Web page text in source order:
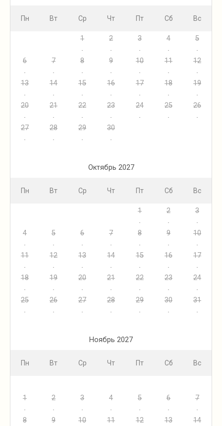
Пн Вт Ср Чт Пт Сб Вс
1 2 3 4 5
6 7 8 9 10 11 12
13 14 15 16 17 18 19
20 21 22 23 24 25 26
27 28 29 30
Октябрь 2027
Пн Вт Ср Чт Пт Сб Вс
1 2 3
4 5 6 7 8 9 10
11 12 13 14 15 16 17
18 19 20 21 22 23 24
25 26 27 28 29 30 31
Ноябрь 2027
Пн Вт Ср Чт Пт Сб Вс
1 2 3 4 5 6 7
8 9 10 11 12 13 14